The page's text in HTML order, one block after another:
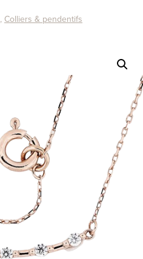
, Colliers & pendentifs